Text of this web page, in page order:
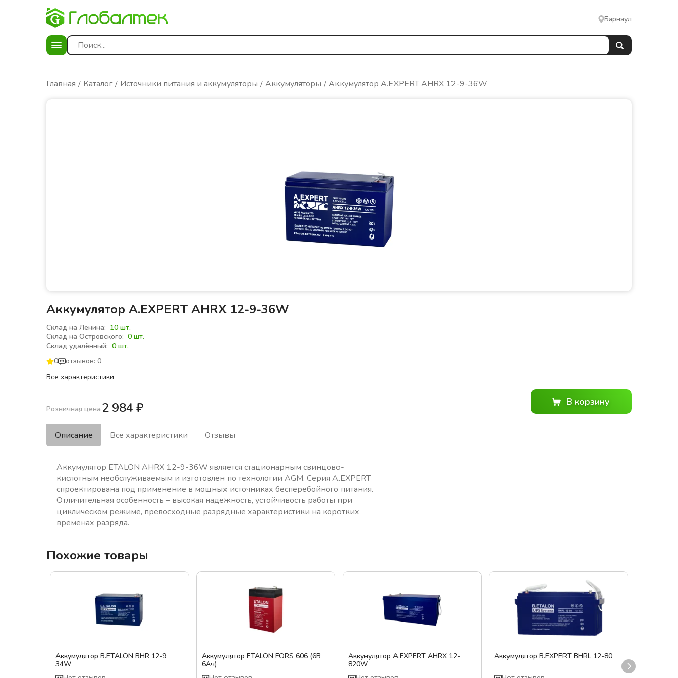
Барнаул
Главная Каталог Источники питания и аккумуляторы Аккумуляторы Аккумулятор A.EXPERT AHRX 12-9-36W
Аккумулятор A.EXPERT AHRX 12-9-36W
Склад на Ленина: 10 шт.
Склад на Островского: 0 шт.
Склад удалённый: 0 шт.
0
отзывов: 0
Все характеристики
Розничная цена 2 984 ₽
Описание Все характеристики Отзывы
Аккумулятор ETALON AHRX 12-9-36W является стационарным свинцово-
кислотным необслуживаемым и изготовлен по технологии AGM. Серия A.EXPERT
спроектирована под применение в мощных источниках бесперебойного питания.
Отличительная особенность – высокая надежность, устойчивость работы при
циклическом режиме, превосходные разрядные характеристики на коротких
временах разряда.
Похожие товары
Аккумулятор B.ETALON BHR 12-9
34W
Аккумулятор ETALON FORS 606 (6В
6Ач)
Аккумулятор A.EXPERT AHRX 12-
820W
Аккумулятор B.EXPERT BHRL 12-80